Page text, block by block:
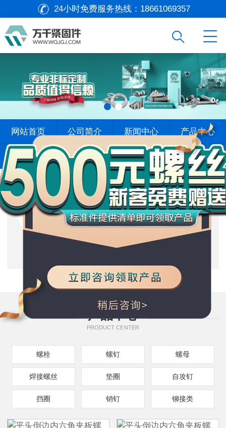
24小时免费服务热线： 18661069357
网站首页 公司简介 新闻中心 产品中心
查找标准 标杆案例 在线留言 联系我们
产品中心
PRODUCT CENTER
螺栓 螺钉 螺母
焊接螺丝 垫圈 自攻钉
挡圈 销钉 铆接类
工
品